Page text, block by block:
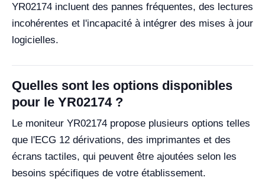
YR02174 incluent des pannes fréquentes, des lectures
incohérentes et l'incapacité à intégrer des mises à jour
logicielles.
Quelles sont les options disponibles
pour le YR02174 ?
Le moniteur YR02174 propose plusieurs options telles
que l'ECG 12 dérivations, des imprimantes et des
écrans tactiles, qui peuvent être ajoutées selon les
besoins spécifiques de votre établissement.